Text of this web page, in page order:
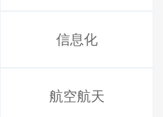
信息化
航空航天